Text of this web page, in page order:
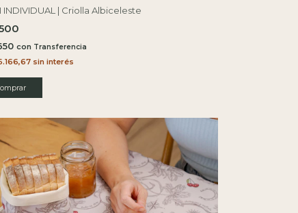
INDIVIDUAL | Criolla Albiceleste
con
sin interés